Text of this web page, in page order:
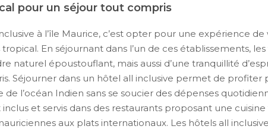
pour un séjour tout compris
à l’île Maurice, c’est opter pour une expérience de
En séjournant dans l’un de ces établissements,
naturel époustouflant, mais aussi d’une tranquillité
Séjourner dans un hôtel all inclusive permet de profiter
l’océan Indien sans se soucier des dépenses
et servis dans des restaurants proposant une
aux plats internationaux. Les hôtels all